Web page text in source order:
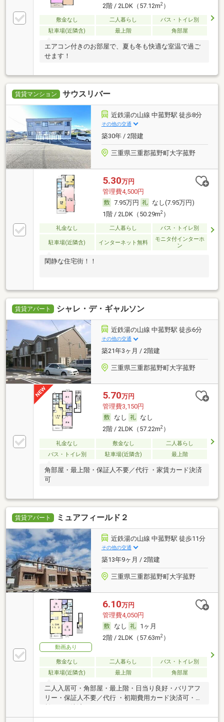
2階 / 2LDK（57.12m2）
敷金なし 二人暮らし
バス・トイレ別
駐車場(近隣含)
最上階 角部屋
エアコン付きのお部屋で、夏も冬も快適な室温で過ご
せます！
賃貸マンション サウスリバー
近鉄湯の山線 中菰野駅 徒歩8分
その他の交通
築30年 / 2階建
三重県三重郡菰野町大字菰野
5.30万円
管理費4,500円
7.95万円
なし(7.95万円)
1階 / 2LDK（50.29m2）
礼金なし 二人暮らし バス・トイレ別
駐車場(近隣含) インターネット無料
モニタ付インターホ
ン
閑静な住宅街！！
賃貸アパート シャレ・デ・ギャルソン
近鉄湯の山線 中菰野駅 徒歩6分
その他の交通
築21年3ヶ月 / 2階建
三重県三重郡菰野町大字菰野
5.70万円
管理費3,150円
なし
なし
2階 / 2LDK（57.22m2）
礼金なし 敷金なし
二人暮らし
バス・トイレ別
駐車場(近隣含) 最上階
角部屋・最上階・保証人不要／代行 ・家賃カード決済
可
賃貸アパート ミュアフィールド２
近鉄湯の山線 中菰野駅 徒歩11分
その他の交通
築13年9ヶ月 / 2階建
三重県三重郡菰野町大字菰野
動画あり
6.10万円
管理費4,050円
なし
1ヶ月
2階 / 2LDK（57.63m2）
敷金なし 二人暮らし
バス・トイレ別
駐車場(近隣含)
最上階 角部屋
二人入居可・角部屋・最上階・日当り良好・バリアフ
リー・保証人不要／代行 ・初期費用カード決済可・家